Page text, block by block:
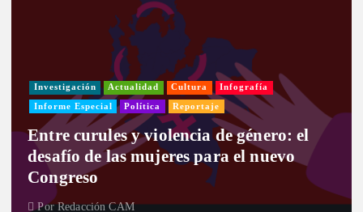
Investigación Actualidad Cultura Infografía
Informe Especial Política Reportaje
Entre curules y violencia de género: el
desafío de las mujeres para el nuevo
Congreso
PorRedacción CAM